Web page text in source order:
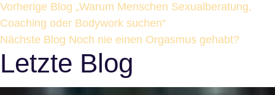
Vorherige Blog „Warum Menschen Sexualberatung,
Coaching oder Bodywork suchen“
Nächste Blog Noch nie einen Orgasmus gehabt?
Letzte Blog